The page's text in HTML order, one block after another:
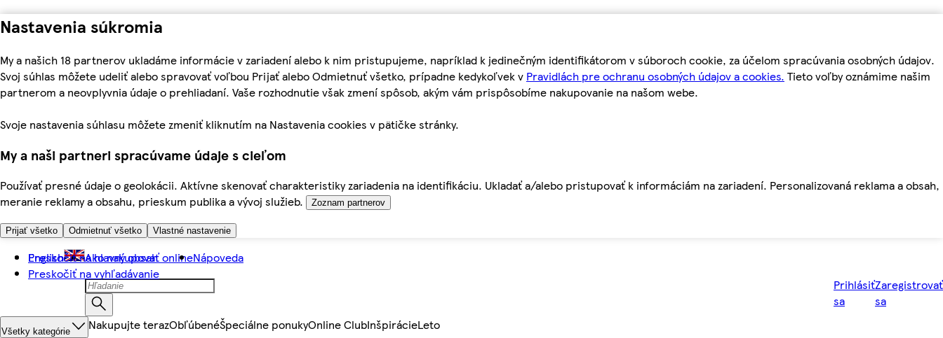
Nastavenia súkromia
My a našich 18 partnerov ukladáme informácie v zariadení alebo k nim pristupujeme, napríklad k jedinečným identifikátorom v súboroch cookie, za účelom spracúvania osobných údajov.
Svoj súhlas môžete udeliť alebo spravovať voľbou Prijať alebo Odmietnuť všetko, prípadne kedykoľvek v Pravidlách pre ochranu osobných údajov a cookies. Tieto voľby oznámime našim
partnerom a neovplyvnia údaje o prehliadaní. Vaše rozhodnutie však zmení spôsob, akým vám prispôsobíme nakupovanie na našom webe.
Svoje nastavenia súhlasu môžete zmeniť kliknutím na Nastavenia cookies v pätičke stránky.
My a naši partneri spracúvame údaje s cieľom
Používať presné údaje o geolokácii. Aktívne skenovať charakteristiky zariadenia na identifikáciu. Ukladať a/alebo pristupovať k informáciám na zariadení. Personalizovaná reklama a obsah,
meranie reklamy a obsahu, prieskum publika a vývoj služieb.
Zoznam partnerov
Prijať všetko Odmietnuť všetko Vlastné nastavenie
Preskočiť na hlavný obsah
Preskočiť na vyhľadávanie
English Ako nakupovať onlineNápoveda
Prihlásiť
sa
Zaregistrovať
sa
Všetky kategórie Nakupujte terazObľúbenéŠpeciálne ponukyOnline ClubInšpirácieLeto